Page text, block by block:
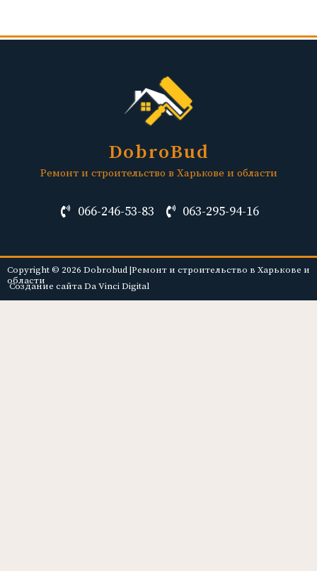
DobroBud
Ремонт и строительство в Харькове и области
066-246-53-83 063-295-94-16
Copyright © 2026 Dobrobud |Ремонт и строительство в Харькове и
области
Создание сайта Da Vinci Digital